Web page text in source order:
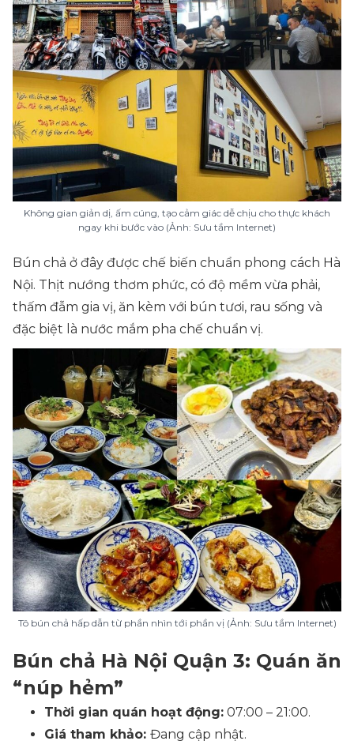
Không gian giản dị, ấm cúng, tạo cảm giác dễ chịu cho thực khách
ngay khi bước vào (Ảnh: Sưu tầm Internet)
Bún chả ở đây được chế biến chuẩn phong cách Hà
Nội. Thịt nướng thơm phức, có độ mềm vừa phải,
thấm đẫm gia vị, ăn kèm với bún tươi, rau sống và
đặc biệt là nước mắm pha chế chuẩn vị.
Tô bún chả hấp dẫn từ phần nhìn tới phần vị (Ảnh: Sưu tầm Internet)
Bún chả Hà Nội Quận 3: Quán ăn
“núp hẻm”
Thời gian quán hoạt động: 07:00 – 21:00.
Giá tham khảo: Đang cập nhật.